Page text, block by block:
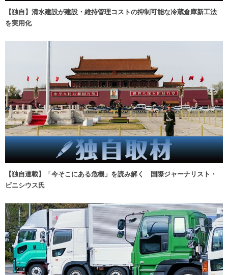
【独自】清水建設が建設・維持管理コストの抑制可能な冷蔵倉庫新工法
を実用化
【独自連載】「今そこにある危機」を読み解く 国際ジャーナリスト・
ビニシウス氏